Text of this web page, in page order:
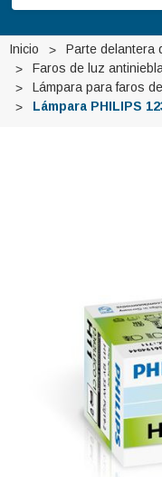
Inicio
Parte delantera
Faros de luz
Lámpara para faros
Lámpara PHILIPS